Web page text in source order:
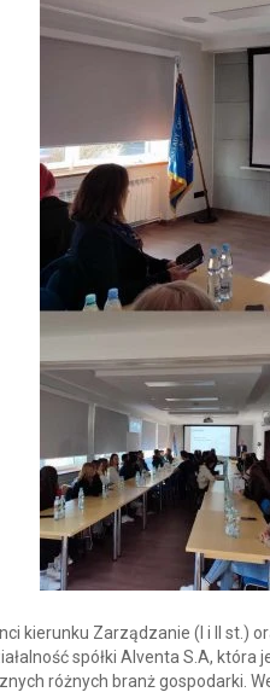
kierunku Zarządzanie (I i II st.)
spółki Alventa S.A,
różnych branż gospodarki.